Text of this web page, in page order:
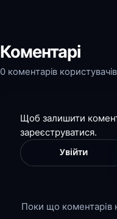
Коментарі
0 коментарів
Щоб залишити
зареєструватися.
Увійти
Поки що